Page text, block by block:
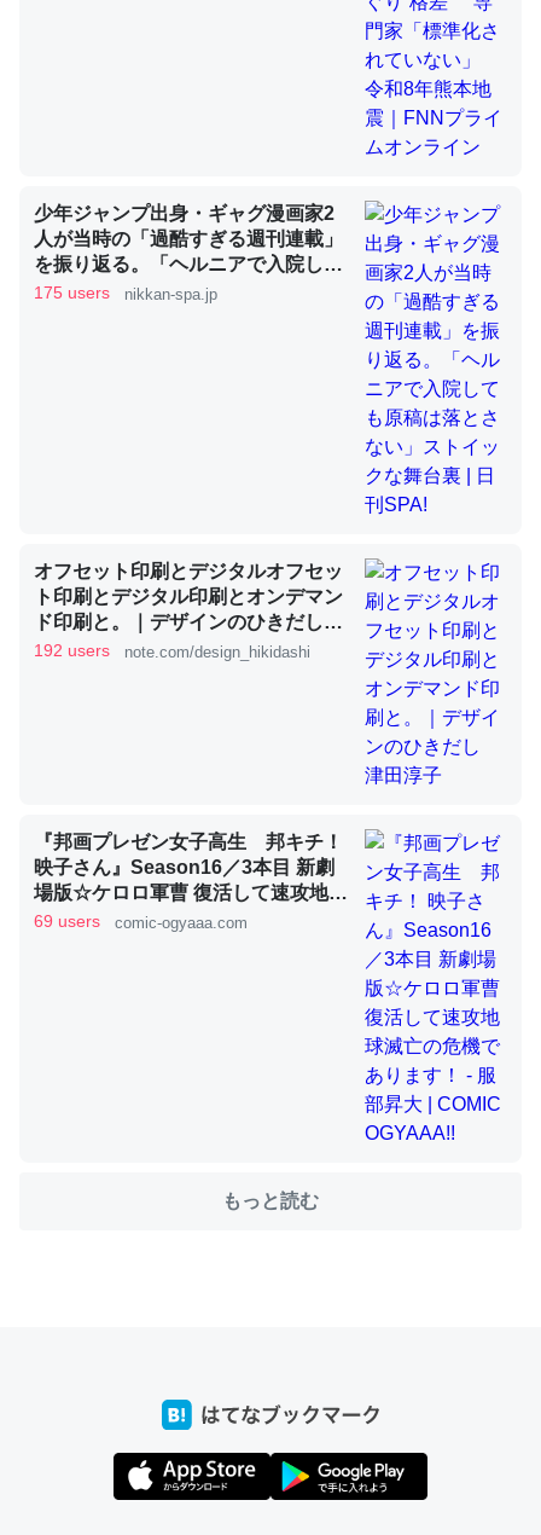
コオロギのカルシウム分はエビの600分の1程度。
─ニュース :: 【研究発表】昆虫学の大問題＝「昆虫はなぜ海にいな
論文では「淡水はカルシウムも酸素も不足してて両方に不
利だから両方が拮抗してるのでは」とあって面白い。海に
いる鋏角類（カブトガニ・ウミグモ）はカルシウムを使わ
ずキチンを強化してる筈だが、酵素が違うのか？
─ニュース :: 【研究発表】昆虫学の大問題＝「昆虫はなぜ海にいな
類は苦労してるんだな…。腹足類だと殻を無くしてナメク
ジになったり努力してるし。
─ニュース :: 【研究発表】昆虫学の大問題＝「昆虫はなぜ海にいな
いのか」に関する新仮説
ちぼちRingも置こうかと画策中。あと、Googleマップで
位置情報を共有してる。電池残量や充電中かが分かるので
これ見て生きてるなって分かる。
─たまにLINEするくらいだった遠方の父67歳と僕。ITツール導入で
コミュニケーションが劇的に変化した｜tayorini by LIFULL介護
ちょうど同じ理由でEcho Show 8を設定中でした。Prime
とかSpotifyを支払う孝行もできる。一生で親と会える残
たいなのでネット環境作ったけどAlexaしか使わないので
回線代ほとんどかからないですよ。参考：
https://toyoshi.hatenablog.com/entry/2019/05/15/1805
少年ジャンプ出身・ギャグ漫画家2
人が当時の「過酷すぎる週刊連載」
を振り返る。「ヘルニアで入院して
も原稿は落とさない」ストイックな
175 users nikkan-spa.jp
オフセット印刷とデジタルオフセッ
ト印刷とデジタル印刷とオンデマン
ド印刷と。｜デザインのひきだし
津田淳子
192 users note.com/design_hikidashi
『邦画プレゼン女子高生 邦キチ！
映子さん』Season16／3本目 新劇
場版☆ケロロ軍曹 復活して速攻地球
滅亡の危機であります！ - 服部昇大 |
69 users comic-ogyaaa.com
もっと読む